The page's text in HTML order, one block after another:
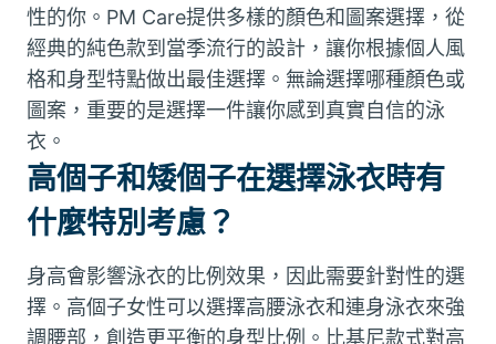
性的你。PM Care提供多樣的顏色和圖案選擇，從
經典的純色款到當季流行的設計，讓你根據個人風
格和身型特點做出最佳選擇。無論選擇哪種顏色或
圖案，重要的是選擇一件讓你感到真實自信的泳
衣。
高個子和矮個子在選擇泳衣時有
什麼特別考慮？
身高會影響泳衣的比例效果，因此需要針對性的選
擇。高個子女性可以選擇高腰泳衣和連身泳衣來強
調腰部，創造更平衡的身型比例。比基尼款式對高